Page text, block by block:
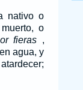
nativo o
o
fieras ,
agua, y